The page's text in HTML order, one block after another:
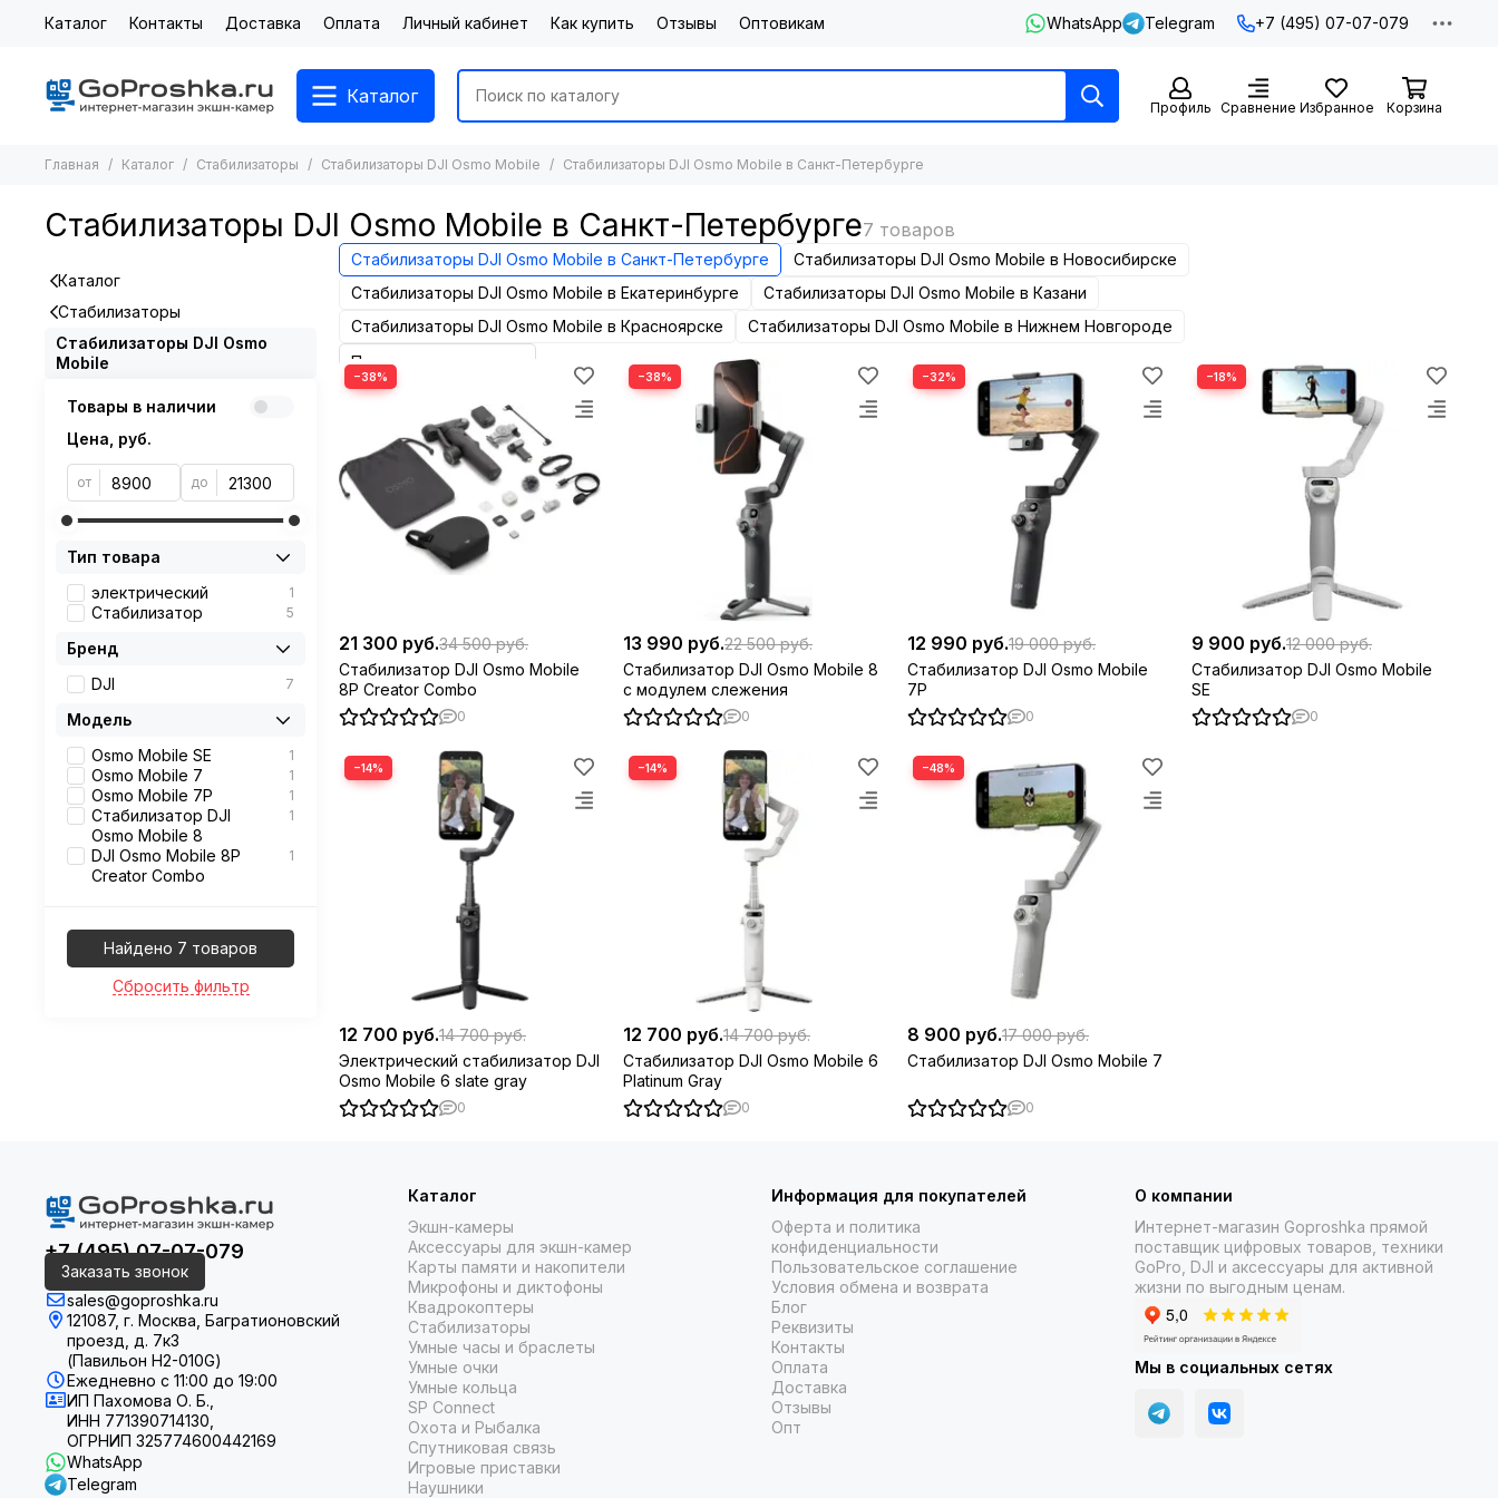
Каталог Контакты Доставка Оплата Личный кабинет Как купить Отзывы Оптовикам WhatsApp Telegram +7 (495) 07-07-079
Каталог
Профиль Сравнение Избранное Корзина
Главная Каталог Стабилизаторы Стабилизаторы DJI Osmo Mobile Стабилизаторы DJI Osmo Mobile в Санкт-Петербурге
Стабилизаторы DJI Osmo Mobile в Санкт-Петербурге
Стабилизаторы DJI Osmo Mobile в Санкт-Петербурге
Стабилизаторы DJI Osmo Mobile в Новосибирске
Стабилизаторы DJI Osmo Mobile в Екатеринбурге
Стабилизаторы DJI Osmo Mobile в Казани
Стабилизаторы DJI Osmo Mobile в Красноярске
Стабилизаторы DJI Osmo Mobile в Нижнем Новгороде
−38%
21 300 руб.34 500 руб.
Стабилизатор DJI Osmo Mobile
8P Creator Combo
0
−38%
13 990 руб.22 500 руб.
Стабилизатор DJI Osmo Mobile 8
с модулем слежения
0
−32%
12 990 руб.19 000 руб.
Стабилизатор DJI Osmo Mobile
7P
0
−18%
9 900 руб.12 000 руб.
Стабилизатор DJI Osmo Mobile
SE
0
−14%
12 700 руб.14 700 руб.
Электрический стабилизатор DJI
Osmo Mobile 6 slate gray
0
−14%
12 700 руб.14 700 руб.
Стабилизатор DJI Osmo Mobile 6
Platinum Gray
0
−48%
8 900 руб.17 000 руб.
Стабилизатор DJI Osmo Mobile 7
0
Каталог
Стабилизаторы
Стабилизаторы DJI Osmo
Mobile
Товары в наличии
Цена, руб.
от до
Тип товара
электрический
1
Стабилизатор 5
Бренд
DJI
7
Модель
Osmo Mobile SE
1
Osmo Mobile 7 1
Osmo Mobile 7P 1
Стабилизатор DJI
Osmo Mobile 8
1
DJI Osmo Mobile 8P
Creator Combo
1
Найдено 7 товаров
Сбросить фильтр
+7 (495) 07-07-079
Заказать звонок
sales@goproshka.ru
121087, г. Москва, Багратионовский
проезд, д. 7к3
(Павильон H2-010G)
Ежедневно с 11:00 до 19:00
ИП Пахомова О. Б.,
ИНН 771390714130,
ОГРНИП 325774600442169
WhatsApp
Telegram
Каталог
Экшн-камеры
Аксессуары для экшн-камер
Карты памяти и накопители
Микрофоны и диктофоны
Квадрокоптеры
Стабилизаторы
Умные часы и браслеты
Умные очки
Умные кольца
SP Connect
Охота и Рыбалка
Спутниковая связь
Игровые приставки
Наушники
Информация для покупателей
Оферта и политика
конфиденциальности
Пользовательское соглашение
Условия обмена и возврата
Блог
Реквизиты
Контакты
Оплата
Доставка
Отзывы
Опт
О компании
Интернет-магазин Goproshka прямой
поставщик цифровых товаров, техники
GoPro, DJI и аксессуары для активной
жизни по выгодным ценам.
Мы в социальных сетях